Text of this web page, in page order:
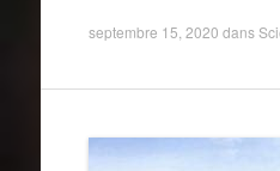
septembre 15, 2020 dans